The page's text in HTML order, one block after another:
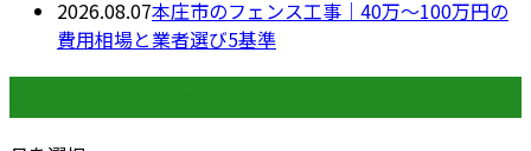
2026.08.07本庄市のフェンス工事｜40万〜100万円の
費用相場と業者選び5基準